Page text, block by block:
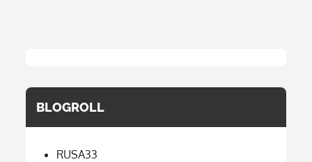
BLOGROLL
RUSA33